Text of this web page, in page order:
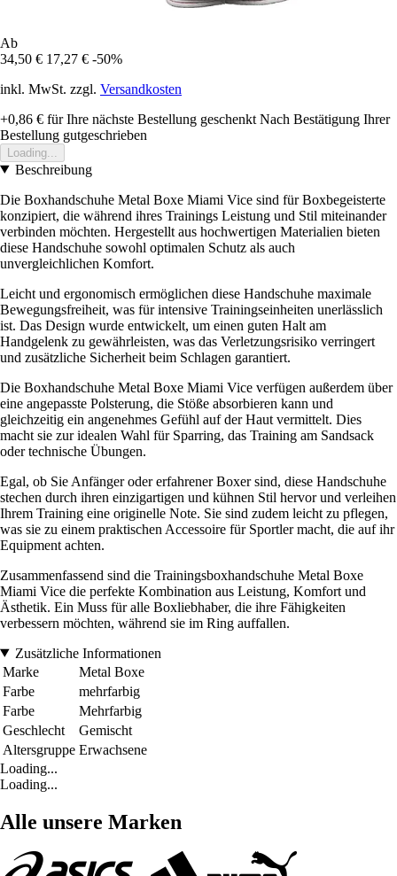
Ab
34,50 € 17,27 € -50%
inkl. MwSt. zzgl. Versandkosten
+0,86 € für Ihre nächste Bestellung geschenkt Nach Bestätigung Ihrer
Bestellung gutgeschrieben
Loading...
Beschreibung
Die Boxhandschuhe Metal Boxe Miami Vice sind für Boxbegeisterte
konzipiert, die während ihres Trainings Leistung und Stil miteinander
verbinden möchten. Hergestellt aus hochwertigen Materialien bieten
diese Handschuhe sowohl optimalen Schutz als auch
unvergleichlichen Komfort.
Leicht und ergonomisch ermöglichen diese Handschuhe maximale
Bewegungsfreiheit, was für intensive Trainingseinheiten unerlässlich
ist. Das Design wurde entwickelt, um einen guten Halt am
Handgelenk zu gewährleisten, was das Verletzungsrisiko verringert
und zusätzliche Sicherheit beim Schlagen garantiert.
Die Boxhandschuhe Metal Boxe Miami Vice verfügen außerdem über
eine angepasste Polsterung, die Stöße absorbieren kann und
gleichzeitig ein angenehmes Gefühl auf der Haut vermittelt. Dies
macht sie zur idealen Wahl für Sparring, das Training am Sandsack
oder technische Übungen.
Egal, ob Sie Anfänger oder erfahrener Boxer sind, diese Handschuhe
stechen durch ihren einzigartigen und kühnen Stil hervor und verleihen
Ihrem Training eine originelle Note. Sie sind zudem leicht zu pflegen,
was sie zu einem praktischen Accessoire für Sportler macht, die auf ihr
Equipment achten.
Zusammenfassend sind die Trainingsboxhandschuhe Metal Boxe
Miami Vice die perfekte Kombination aus Leistung, Komfort und
Ästhetik. Ein Muss für alle Boxliebhaber, die ihre Fähigkeiten
verbessern möchten, während sie im Ring auffallen.
Zusätzliche Informationen
Marke
Metal Boxe
Farbe
mehrfarbig
Farbe
Mehrfarbig
Geschlecht
Gemischt
Altersgruppe Erwachsene
Loading...
Loading...
Alle unsere Marken